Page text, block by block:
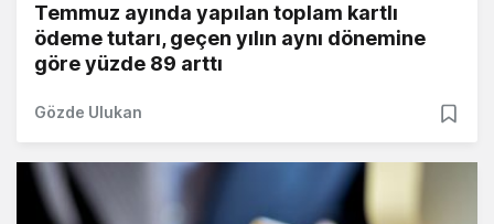
Temmuz ayında yapılan toplam kartlı
ödeme tutarı, geçen yılın aynı dönemine
göre yüzde 89 arttı
Gözde Ulukan